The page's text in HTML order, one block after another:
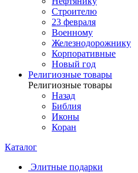
Строителю
23 февраля
Военному
Железнодорожнику
Корпоративные
Новый год
Религиозные товары
Религиозные товары
Назад
Библия
Иконы
Коран
Каталог
Элитные подарки